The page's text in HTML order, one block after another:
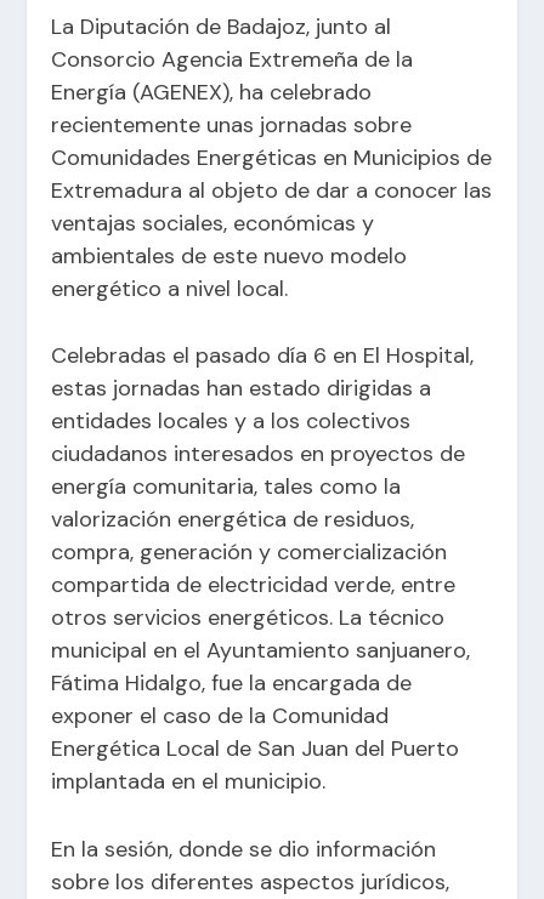
La Diputación de Badajoz, junto al
Consorcio Agencia Extremeña de la
Energía (AGENEX), ha celebrado
recientemente unas jornadas sobre
Comunidades Energéticas en Municipios de
Extremadura al objeto de dar a conocer las
ventajas sociales, económicas y
ambientales de este nuevo modelo
energético a nivel local.
Celebradas el pasado día 6 en El Hospital,
estas jornadas han estado dirigidas a
entidades locales y a los colectivos
ciudadanos interesados en proyectos de
energía comunitaria, tales como la
valorización energética de residuos,
compra, generación y comercialización
compartida de electricidad verde, entre
otros servicios energéticos. La técnico
municipal en el Ayuntamiento sanjuanero,
Fátima Hidalgo, fue la encargada de
exponer el caso de la Comunidad
Energética Local de San Juan del Puerto
implantada en el municipio.
En la sesión, donde se dio información
sobre los diferentes aspectos jurídicos,